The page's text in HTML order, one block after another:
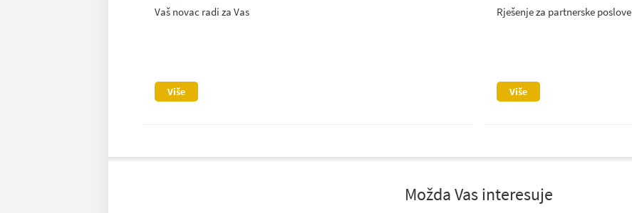
Vaš novac radi za Vas
Više
Rješenje za partnerske poslove
Više
Možda Vas interesuje